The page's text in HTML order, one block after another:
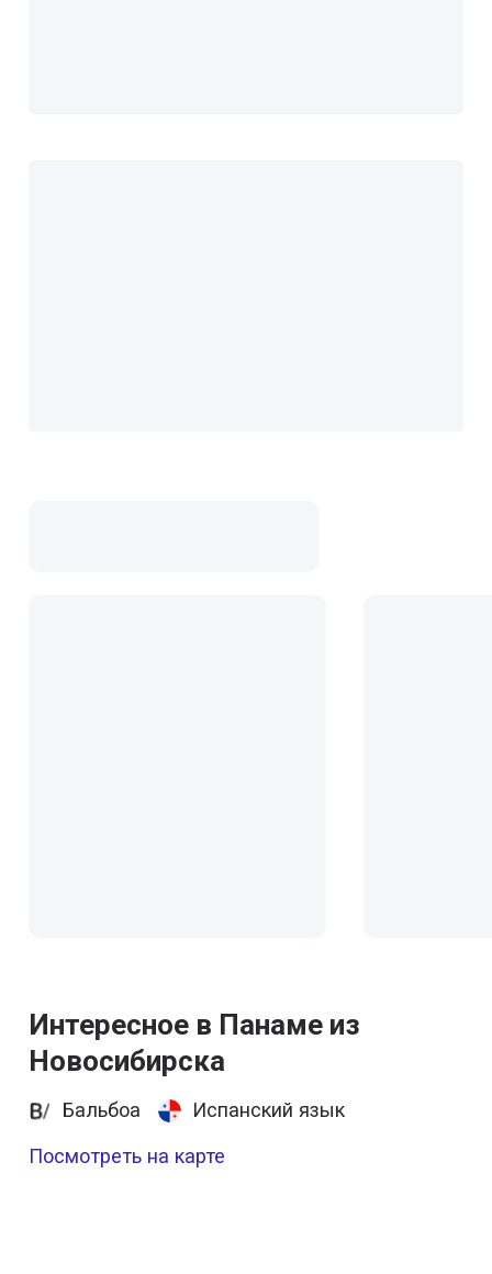
Интересное в Панаме из
Новосибирска
Бальбоа
Испанский язык
Посмотреть на карте